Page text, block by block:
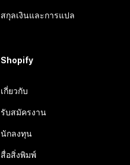
สกุลเงินและการแปล
Shopify
เกี่ยวกับ
รับสมัครงาน
นักลงทุน
สื่อสิ่งพิมพ์